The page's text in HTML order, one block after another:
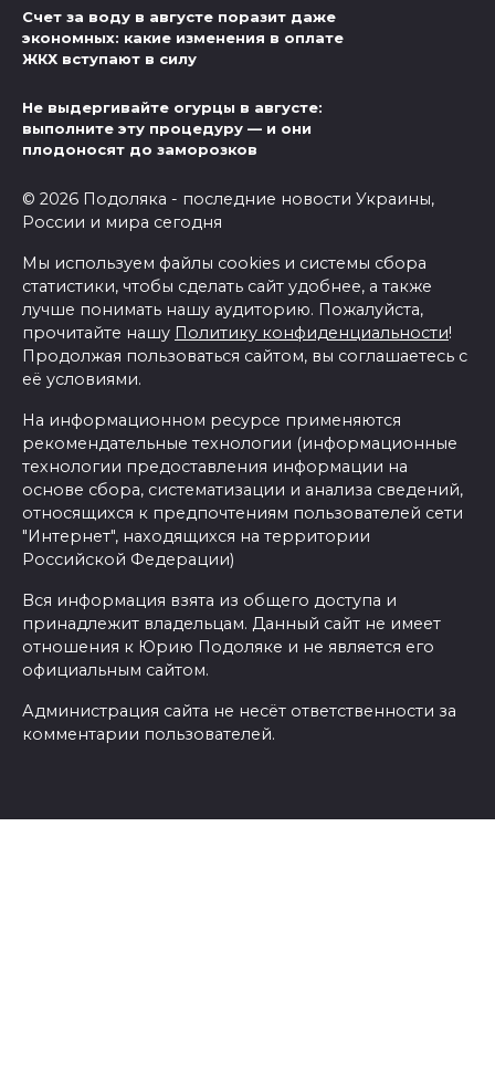
Счет за воду в августе поразит даже
экономных: какие изменения в оплате
ЖКХ вступают в силу
Не выдергивайте огурцы в августе:
выполните эту процедуру — и они
плодоносят до заморозков
© 2026 Подоляка - последние новости Украины,
России и мира сегодня
Мы используем файлы cookies и системы сбора
статистики, чтобы сделать сайт удобнее, а также
лучше понимать нашу аудиторию. Пожалуйста,
прочитайте нашу Политику конфиденциальности!
Продолжая пользоваться сайтом, вы соглашаетесь с
её условиями.
На информационном ресурсе применяются
рекомендательные технологии (информационные
технологии предоставления информации на
основе сбора, систематизации и анализа сведений,
относящихся к предпочтениям пользователей сети
"Интернет", находящихся на территории
Российской Федерации)
Вся информация взята из общего доступа и
принадлежит владельцам. Данный сайт не имеет
отношения к Юрию Подоляке и не является его
официальным сайтом.
Администрация сайта не несёт ответственности за
комментарии пользователей.